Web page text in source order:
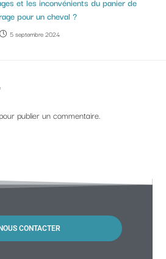
pour un cheval ?
5 septembre 2024
publier un commentaire.
NOUS CONTACTER